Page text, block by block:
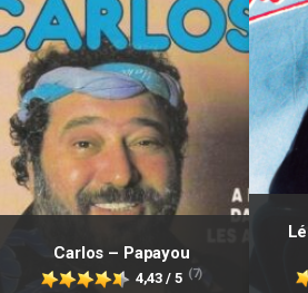
Carlos – Papayou
4,43 / 5 (7)